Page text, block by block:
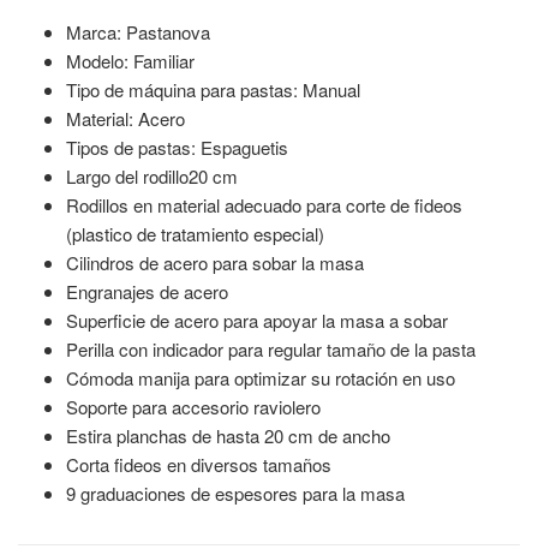
Marca: Pastanova
Modelo: Familiar
Tipo de máquina para pastas: Manual
Material: Acero
Tipos de pastas: Espaguetis
Largo del rodillo20 cm
Rodillos en material adecuado para corte de fideos
(plastico de tratamiento especial)
Cilindros de acero para sobar la masa
Engranajes de acero
Superficie de acero para apoyar la masa a sobar
Perilla con indicador para regular tamaño de la pasta
Cómoda manija para optimizar su rotación en uso
Soporte para accesorio raviolero
Estira planchas de hasta 20 cm de ancho
Corta fideos en diversos tamaños
9 graduaciones de espesores para la masa